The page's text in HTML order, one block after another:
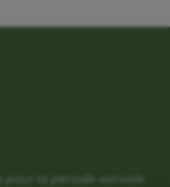
pour la période estivale.